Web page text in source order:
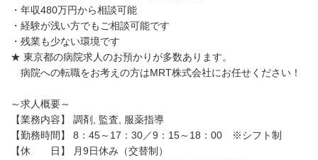
・年収480万円から相談可能
・経験が浅い方でもご相談可能です
・残業も少ない環境です
★ 東京都の病院求人のお預かりが多数あります。
病院への転職をお考えの方はMRT株式会社にお任せください！
～求人概要～
【業務内容】 調剤, 監査, 服薬指導
【勤務時間】 8：45～17：30／9：15～18：00 ※シフト制
【休 日】 月9日休み（交替制）